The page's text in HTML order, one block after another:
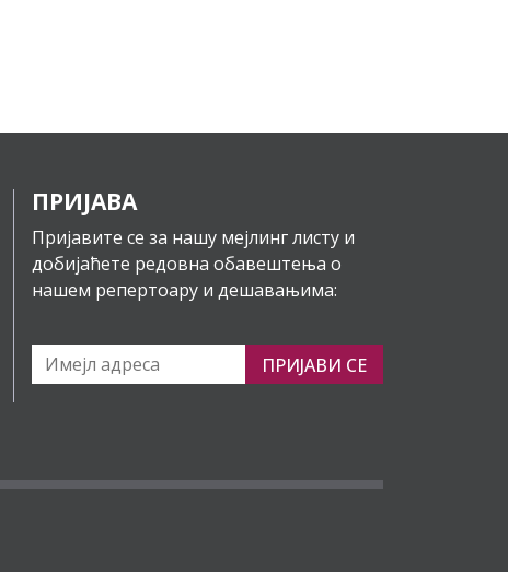
ПРИЈАВА
Пријавите се за нашу мејлинг листу и
добијаћете редовна обавештења о
нашем репертоару и дешавањима:
ПРИЈАВИ СЕ